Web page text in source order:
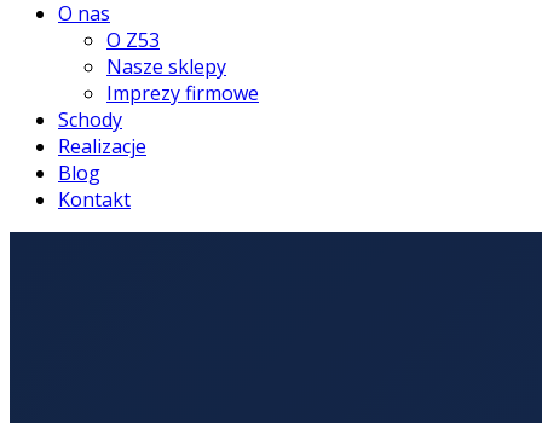
O nas
O Z53
Nasze sklepy
Imprezy firmowe
Schody
Realizacje
Blog
Kontakt